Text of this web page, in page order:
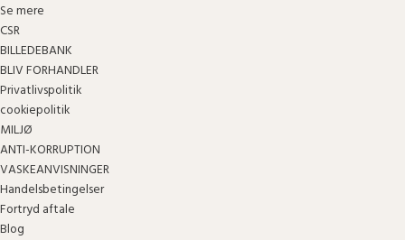
Se mere
CSR
BILLEDEBANK
BLIV FORHANDLER
Privatlivspolitik
cookiepolitik
MILJØ
ANTI-KORRUPTION
VASKEANVISNINGER
Handelsbetingelser
Fortryd aftale
Blog